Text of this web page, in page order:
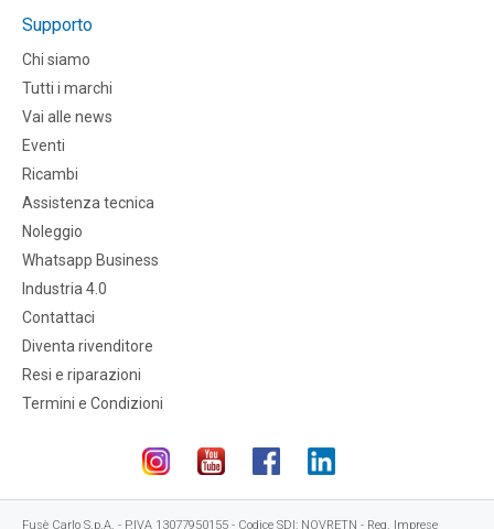
Supporto
Chi siamo
Tutti i marchi
Vai alle news
Eventi
Ricambi
Assistenza tecnica
Noleggio
Whatsapp Business
Industria 4.0
Contattaci
Diventa rivenditore
Resi e riparazioni
Termini e Condizioni
Fusè Carlo S.p.A. - P.IVA 13077950155 - Codice SDI: NOVRETN - Reg. Imprese